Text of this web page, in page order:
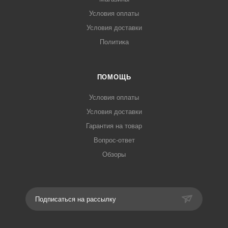
Условия оплаты
Условия доставки
Политика
ПОМОЩЬ
Условия оплаты
Условия доставки
Гарантия на товар
Вопрос-ответ
Обзоры
Подписаться на рассылку